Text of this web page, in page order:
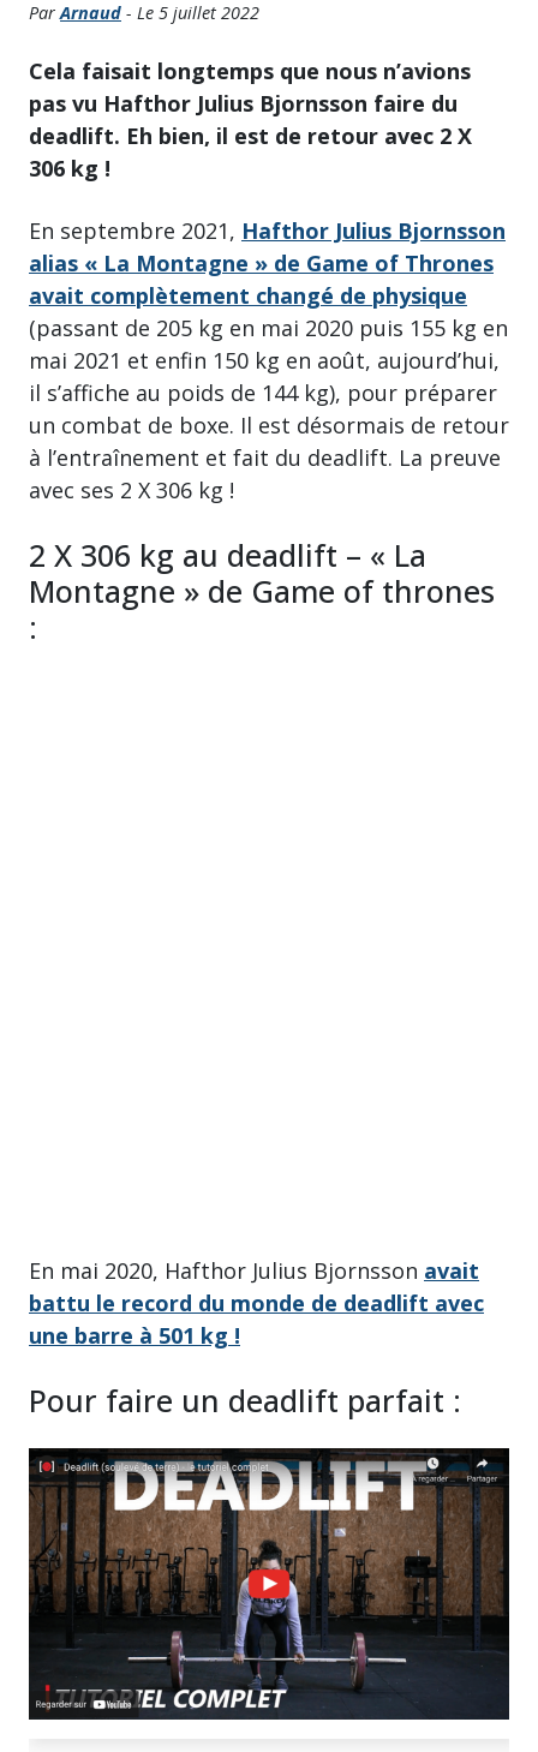
ParArnaud - Le 5 juillet 2022
Cela faisait longtemps que nous n’avions
pas vu Hafthor Julius Bjornsson faire du
deadlift. Eh bien, il est de retour avec 2 X
306 kg !
En septembre 2021, Hafthor Julius Bjornsson
alias « La Montagne » de Game of Thrones
avait complètement changé de physique
(passant de 205 kg en mai 2020 puis 155 kg en
mai 2021 et enfin 150 kg en août, aujourd’hui,
il s’affiche au poids de 144 kg), pour préparer
un combat de boxe. Il est désormais de retour
à l’entraînement et fait du deadlift. La preuve
avec ses 2 X 306 kg !
2 X 306 kg au deadlift – « La
Montagne » de Game of thrones
:
En mai 2020, Hafthor Julius Bjornsson avait
battu le record du monde de deadlift avec
une barre à 501 kg !
Pour faire un deadlift parfait :